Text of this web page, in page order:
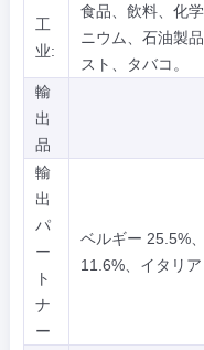
工
业:
食品、飲料、化
ニウム、石油製
スト、タバコ。
輸
出
品
輸
出
パ
ー
ト
ナ
ー
ベルギー 25.5%
11.6%、イタリ